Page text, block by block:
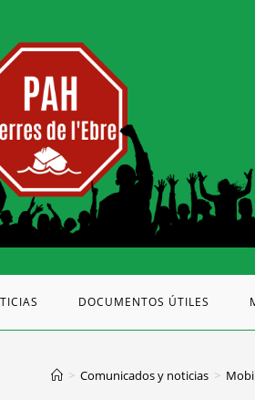
DOCUMENTOS ÚTILES
> Comunicados y noticias >